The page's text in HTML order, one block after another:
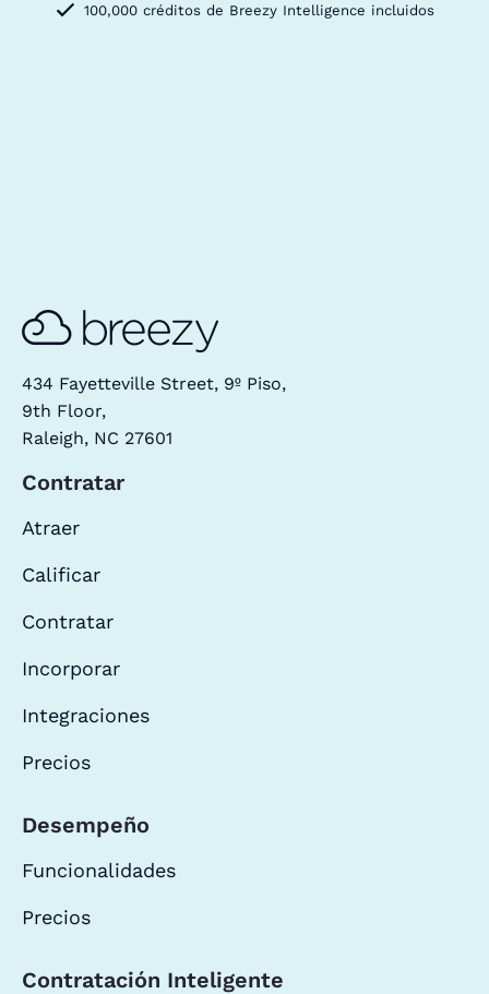
100,000 créditos de Breezy Intelligence incluidos
434 Fayetteville Street, 9º Piso,
9th Floor,
Raleigh, NC 27601
Contratar
Atraer
Calificar
Contratar
Incorporar
Integraciones
Precios
Desempeño
Funcionalidades
Precios
Contratación Inteligente